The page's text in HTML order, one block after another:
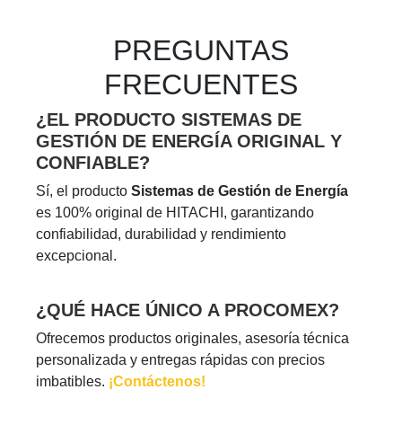
PREGUNTAS
FRECUENTES
¿EL PRODUCTO SISTEMAS DE
GESTIÓN DE ENERGÍA ORIGINAL Y
CONFIABLE?
Sí, el producto Sistemas de Gestión de Energía
es 100% original de HITACHI, garantizando
confiabilidad, durabilidad y rendimiento
excepcional.
¿QUÉ HACE ÚNICO A PROCOMEX?
Ofrecemos productos originales, asesoría técnica
personalizada y entregas rápidas con precios
imbatibles. ¡Contáctenos!